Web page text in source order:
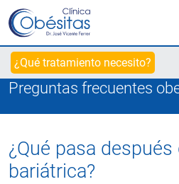
¿Qué tratamiento necesito?
Preguntas frecuentes
¿Qué pasa
bariátrica?